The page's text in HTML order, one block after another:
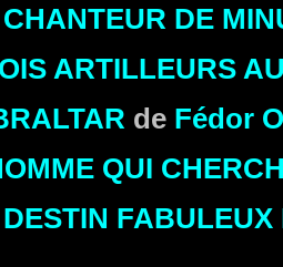
DE
ARTILLEURS
de Fédor
QUI